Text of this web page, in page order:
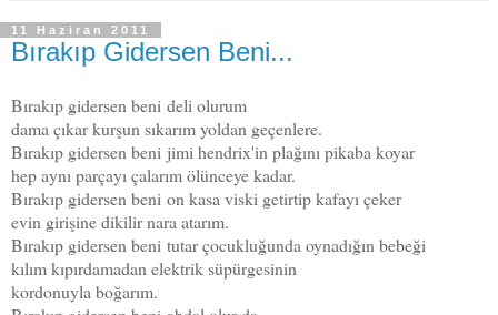
11 Haziran 2011
Bırakıp Gidersen Beni...
Bırakıp gidersen beni deli olurum
dama çıkar kurşun sıkarım yoldan geçenlere.
Bırakıp gidersen beni jimi hendrix'in plağını pikaba koyar
hep aynı parçayı çalarım ölünceye kadar.
Bırakıp gidersen beni on kasa viski getirtip kafayı çeker
evin girişine dikilir nara atarım.
Bırakıp gidersen beni tutar çocukluğunda oynadığın bebeği
kılım kıpırdamadan elektrik süpürgesinin
kordonuyla boğarım.